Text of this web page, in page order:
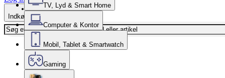
Indkøbskurv
TV, Lyd & Smart Home
Computer & Kontor
Mobil, Tablet & Smartwatch
Gaming